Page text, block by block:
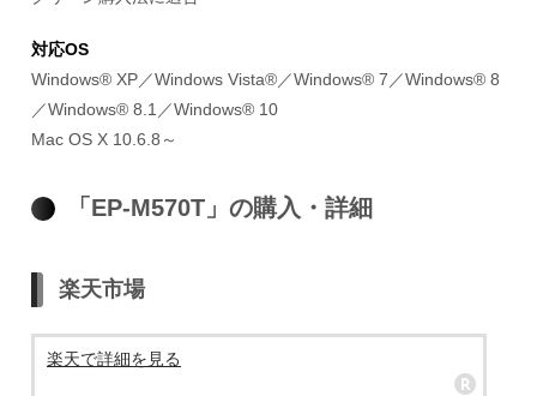
対応OS
Windows® XP／Windows Vista®／Windows® 7／Windows® 8
／Windows® 8.1／Windows® 10
Mac OS X 10.6.8～
「EP-M570T」の購入・詳細
楽天市場
楽天で詳細を見る